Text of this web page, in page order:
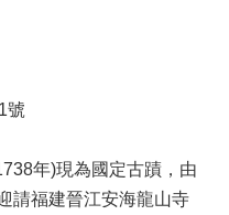
號
年)現為國定古蹟，由
請福建晉江安海龍山寺